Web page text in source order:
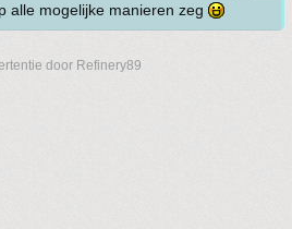
alle mogelijke manieren zeg
door Refinery89